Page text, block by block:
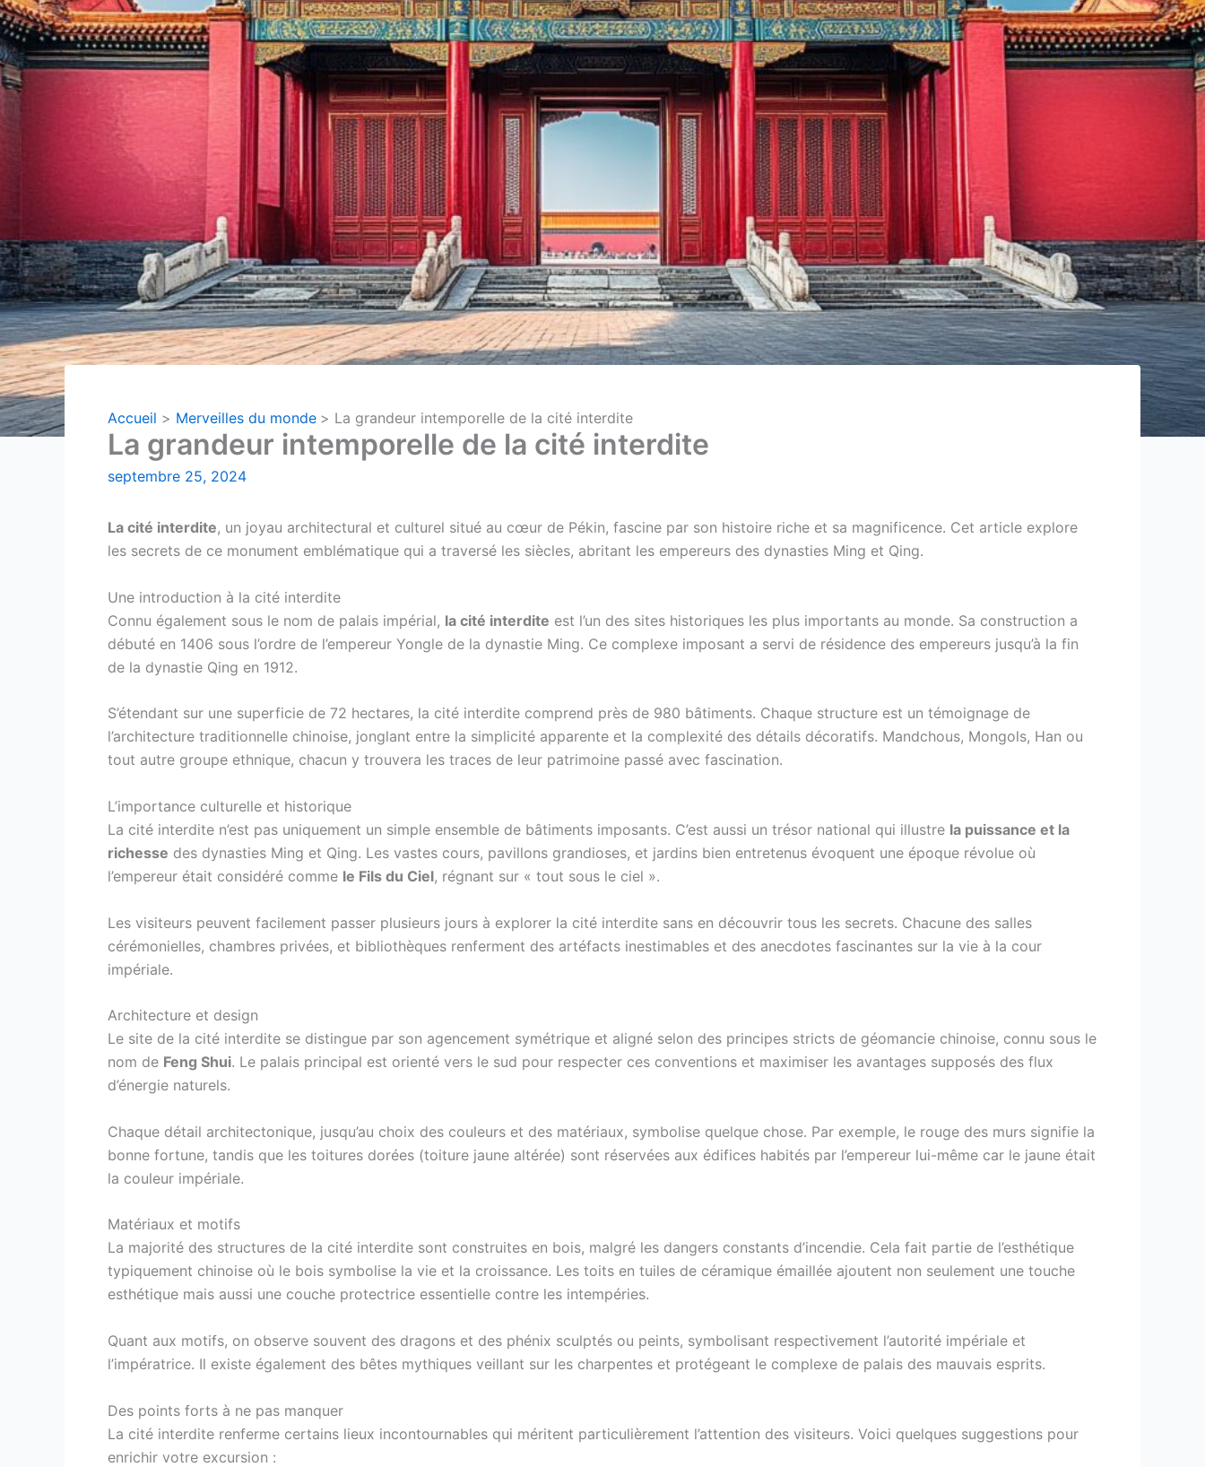
Accueil Merveilles du monde La grandeur intemporelle de la cité interdite
La grandeur intemporelle de la cité interdite
septembre 25, 2024
La cité interdite, un joyau architectural et culturel situé au cœur de Pékin, fascine par son histoire riche et sa magnificence. Cet article explore
les secrets de ce monument emblématique qui a traversé les siècles, abritant les empereurs des dynasties Ming et Qing.
Une introduction à la cité interdite
Connu également sous le nom de palais impérial, la cité interdite est l’un des sites historiques les plus importants au monde. Sa construction a
débuté en 1406 sous l’ordre de l’empereur Yongle de la dynastie Ming. Ce complexe imposant a servi de résidence des empereurs jusqu’à la fin
de la dynastie Qing en 1912.
S’étendant sur une superficie de 72 hectares, la cité interdite comprend près de 980 bâtiments. Chaque structure est un témoignage de
l’architecture traditionnelle chinoise, jonglant entre la simplicité apparente et la complexité des détails décoratifs. Mandchous, Mongols, Han ou
tout autre groupe ethnique, chacun y trouvera les traces de leur patrimoine passé avec fascination.
L’importance culturelle et historique
La cité interdite n’est pas uniquement un simple ensemble de bâtiments imposants. C’est aussi un trésor national qui illustre la puissance et la
richesse des dynasties Ming et Qing. Les vastes cours, pavillons grandioses, et jardins bien entretenus évoquent une époque révolue où
l’empereur était considéré comme le Fils du Ciel, régnant sur « tout sous le ciel ».
Les visiteurs peuvent facilement passer plusieurs jours à explorer la cité interdite sans en découvrir tous les secrets. Chacune des salles
cérémonielles, chambres privées, et bibliothèques renferment des artéfacts inestimables et des anecdotes fascinantes sur la vie à la cour
impériale.
Architecture et design
Le site de la cité interdite se distingue par son agencement symétrique et aligné selon des principes stricts de géomancie chinoise, connu sous le
nom de Feng Shui. Le palais principal est orienté vers le sud pour respecter ces conventions et maximiser les avantages supposés des flux
d’énergie naturels.
Chaque détail architectonique, jusqu’au choix des couleurs et des matériaux, symbolise quelque chose. Par exemple, le rouge des murs signifie la
bonne fortune, tandis que les toitures dorées (toiture jaune altérée) sont réservées aux édifices habités par l’empereur lui-même car le jaune était
la couleur impériale.
Matériaux et motifs
La majorité des structures de la cité interdite sont construites en bois, malgré les dangers constants d’incendie. Cela fait partie de l’esthétique
typiquement chinoise où le bois symbolise la vie et la croissance. Les toits en tuiles de céramique émaillée ajoutent non seulement une touche
esthétique mais aussi une couche protectrice essentielle contre les intempéries.
Quant aux motifs, on observe souvent des dragons et des phénix sculptés ou peints, symbolisant respectivement l’autorité impériale et
l’impératrice. Il existe également des bêtes mythiques veillant sur les charpentes et protégeant le complexe de palais des mauvais esprits.
Des points forts à ne pas manquer
La cité interdite renferme certains lieux incontournables qui méritent particulièrement l’attention des visiteurs. Voici quelques suggestions pour
enrichir votre excursion :